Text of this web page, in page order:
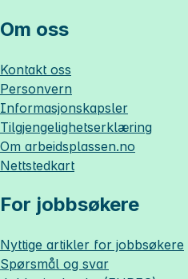
Om oss
Kontakt oss
Personvern
Informasjonskapsler
Tilgjengelighetserklæring
Om arbeidsplassen.no
Nettstedkart
For jobbsøkere
Nyttige artikler for jobbsøkere
Spørsmål og svar